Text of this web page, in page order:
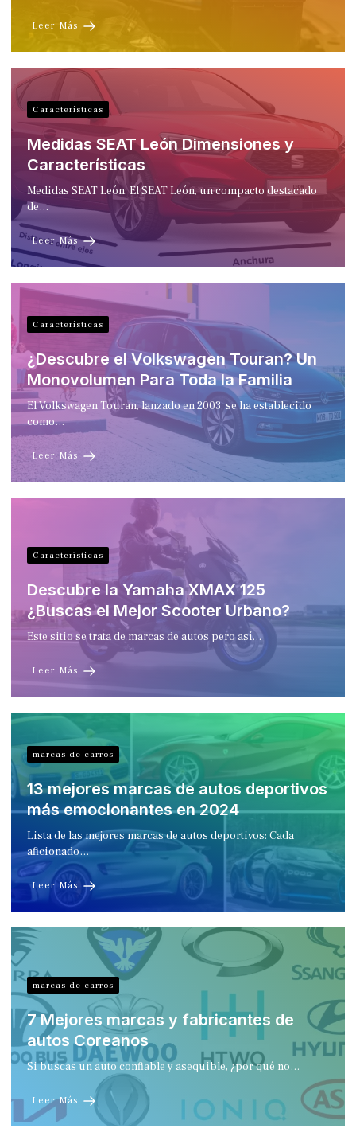
Leer Más
Características
Medidas SEAT León Dimensiones y
Características
Medidas SEAT León: El SEAT León, un compacto destacado
de…
Leer Más
Características
¿Descubre el Volkswagen Touran? Un
Monovolumen Para Toda la Familia
El Volkswagen Touran, lanzado en 2003, se ha establecido
como…
Leer Más
Características
Descubre la Yamaha XMAX 125
¿Buscas el Mejor Scooter Urbano?
Este sitio se trata de marcas de autos pero así…
Leer Más
marcas de carros
13 mejores marcas de autos deportivos
más emocionantes en 2024
Lista de las mejores marcas de autos deportivos: Cada
aficionado…
Leer Más
marcas de carros
7 Mejores marcas y fabricantes de
autos Coreanos
Si buscas un auto confiable y asequible, ¿por qué no…
Leer Más